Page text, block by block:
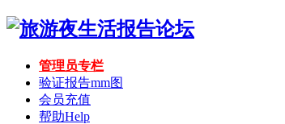
管理员专栏
验证报告mm图
会员充值
帮助Help